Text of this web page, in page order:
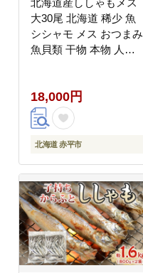
北海道産ししゃもメス
大30尾 北海道 稀少 魚
シシャモ メス おつまみ
魚貝類 干物 本物 人気
18,000円
北海道 赤平市